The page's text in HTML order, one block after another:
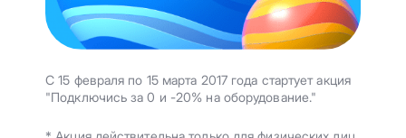
С 15 февраля по 15 марта 2017 года стартует акция
"Подключись за 0 и -20% на оборудование."